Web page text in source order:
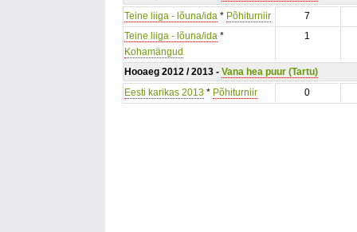
Teine liiga - lõuna/ida * Põhiturniir 7
Teine liiga - lõuna/ida *
Kohamängud
1
Hooaeg 2012 / 2013 - Vana hea puur (Tartu)
Eesti karikas 2013 * Põhiturniir 0